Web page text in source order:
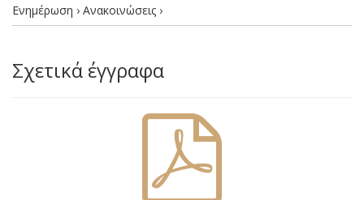
Ενημέρωση › Ανακοινώσεις ›
Σχετικά έγγραφα